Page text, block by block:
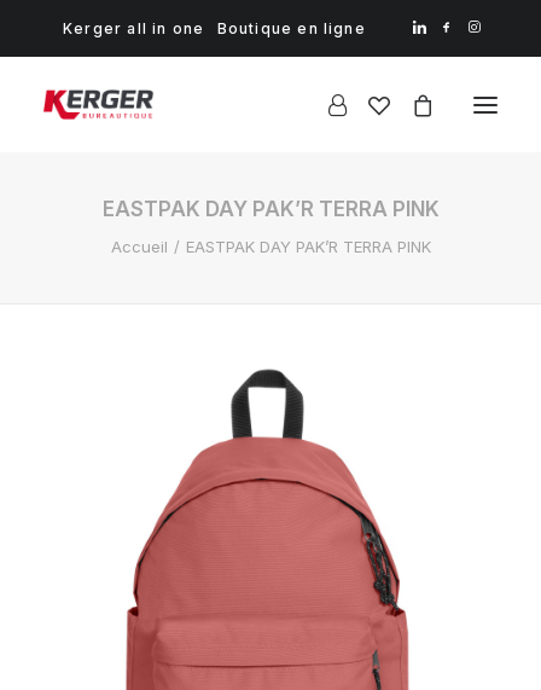
Kerger all in one Boutique en ligne
EASTPAK DAY PAK’R TERRA PINK
Accueil EASTPAK DAY PAK’R TERRA PINK